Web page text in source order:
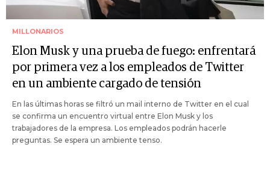
MILLONARIOS
Elon Musk y una prueba de fuego: enfrentará
por primera vez a los empleados de Twitter
en un ambiente cargado de tensión
En las últimas horas se filtró un mail interno de Twitter en el cual
se confirma un encuentro virtual entre Elon Musk y los
trabajadores de la empresa. Los empleados podrán hacerle
preguntas. Se espera un ambiente tenso.